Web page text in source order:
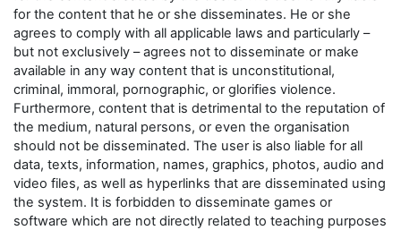
for the content that he or she disseminates. He or she
agrees to comply with all applicable laws and particularly –
but not exclusively – agrees not to disseminate or make
available in any way content that is unconstitutional,
criminal, immoral, pornographic, or glorifies violence.
Furthermore, content that is detrimental to the reputation of
the medium, natural persons, or even the organisation
should not be disseminated. The user is also liable for all
data, texts, information, names, graphics, photos, audio and
video files, as well as hyperlinks that are disseminated using
the system. It is forbidden to disseminate games or
software which are not directly related to teaching purposes